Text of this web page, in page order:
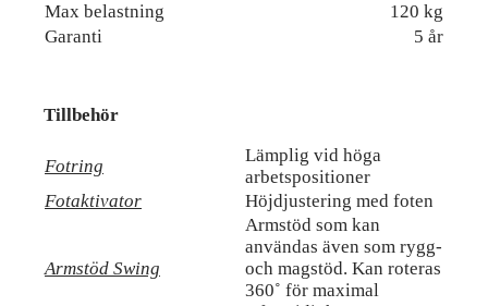
Max belastning
120 kg
Garanti
5 år
Tillbehör
Fotring
Lämplig vid höga
arbetspositioner
Fotaktivator
Höjdjustering med foten
Armstöd Swing
Armstöd som kan
användas även som rygg-
och magstöd. Kan roteras
360˚ för maximal